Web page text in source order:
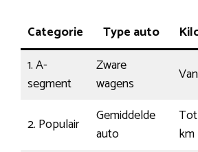
Categorie Type auto
1. A-
segment
Zware
wagens
2. Populair
Gemiddelde
auto
km